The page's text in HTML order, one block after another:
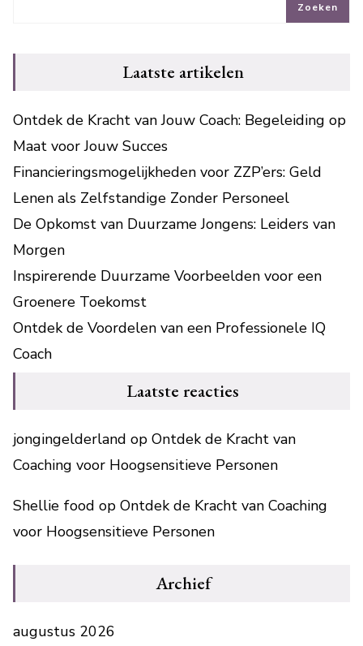
Zoeken
Laatste artikelen
Ontdek de Kracht van Jouw Coach: Begeleiding op
Maat voor Jouw Succes
Financieringsmogelijkheden voor ZZP’ers: Geld
Lenen als Zelfstandige Zonder Personeel
De Opkomst van Duurzame Jongens: Leiders van
Morgen
Inspirerende Duurzame Voorbeelden voor een
Groenere Toekomst
Ontdek de Voordelen van een Professionele IQ
Coach
Laatste reacties
jongingelderland op Ontdek de Kracht van
Coaching voor Hoogsensitieve Personen
Shellie food op Ontdek de Kracht van Coaching
voor Hoogsensitieve Personen
Archief
augustus 2026